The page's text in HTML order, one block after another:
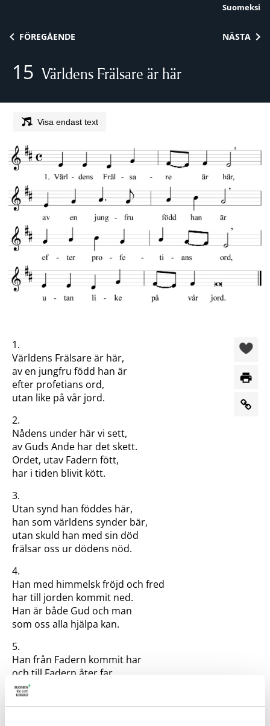
Suomeksi
FÖREGÅENDE NÄSTA
15 Världens Frälsare är här
Visa endast text
1.
Världens Frälsare är här,
av en jungfru född han är
efter profetians ord,
utan like på vår jord.
2.
Nådens under här vi sett,
av Guds Ande har det skett.
Ordet, utav Fadern fött,
har i tiden blivit kött.
3.
Utan synd han föddes här,
han som världens synder bär,
utan skuld han med sin död
frälsar oss ur dödens nöd.
4.
Han med himmelsk fröjd och fred
har till jorden kommit ned.
Han är både Gud och man
som oss alla hjälpa kan.
5.
Han från Fadern kommit har
och till Fadern åter far,
sitter på Guds högra hand,
råder över alla land.